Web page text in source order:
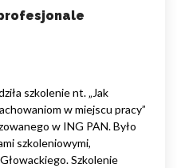
szkolenie nt. „Jak
w miejscu pracy”
w ING PAN. Było
szkoleniowymi,
Szkolenie